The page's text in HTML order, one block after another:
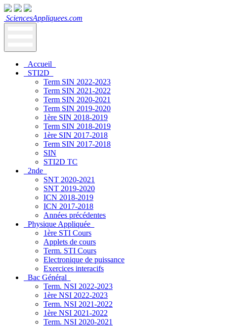
SciencesAppliquees.com
Accueil
STI2D
Term SIN 2022-2023
Term SIN 2021-2022
Term SIN 2020-2021
Term SIN 2019-2020
1ère SIN 2018-2019
Term SIN 2018-2019
1ère SIN 2017-2018
Term SIN 2017-2018
SIN
STI2D TC
2nde
SNT 2020-2021
SNT 2019-2020
ICN 2018-2019
ICN 2017-2018
Années précédentes
Physique Appliquée
1ère STI Cours
Applets de cours
Term. STI Cours
Electronique de puissance
Exercices interacifs
Bac Général
Term. NSI 2022-2023
1ère NSI 2022-2023
Term. NSI 2021-2022
1ère NSI 2021-2022
Term. NSI 2020-2021